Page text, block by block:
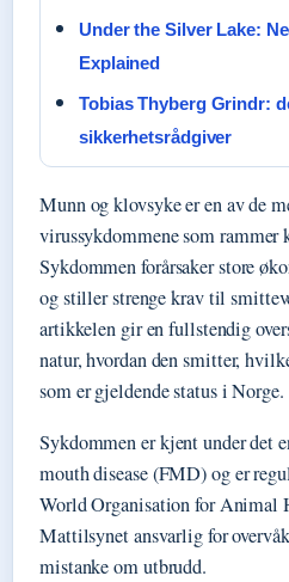
Under the Silver Lake:
Explained
Tobias Thyberg Grindr:
sikkerhetsrådgiver
Munn og klovsyke er en av de
virussykdommene som
Sykdommen forårsaker store
og stiller strenge krav til
artikkelen gir en fullstendig
natur, hvordan den smitter,
som er gjeldende status i Norge.
Sykdommen er kjent under det
mouth disease (FMD) og er
World Organisation for Animal
Mattilsynet ansvarlig for
mistanke om utbrudd.